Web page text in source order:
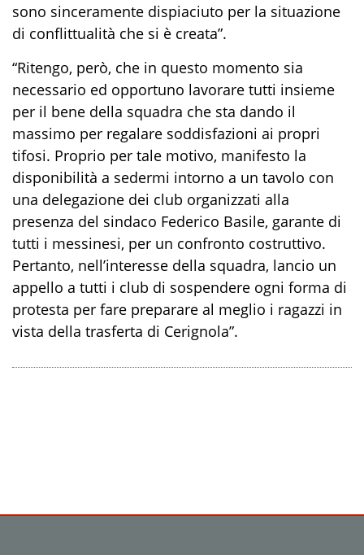
sono sinceramente dispiaciuto per la situazione
di conflittualità che si è creata”.
“Ritengo, però, che in questo momento sia
necessario ed opportuno lavorare tutti insieme
per il bene della squadra che sta dando il
massimo per regalare soddisfazioni ai propri
tifosi. Proprio per tale motivo, manifesto la
disponibilità a sedermi intorno a un tavolo con
una delegazione dei club organizzati alla
presenza del sindaco Federico Basile, garante di
tutti i messinesi, per un confronto costruttivo.
Pertanto, nell’interesse della squadra, lancio un
appello a tutti i club di sospendere ogni forma di
protesta per fare preparare al meglio i ragazzi in
vista della trasferta di Cerignola”.